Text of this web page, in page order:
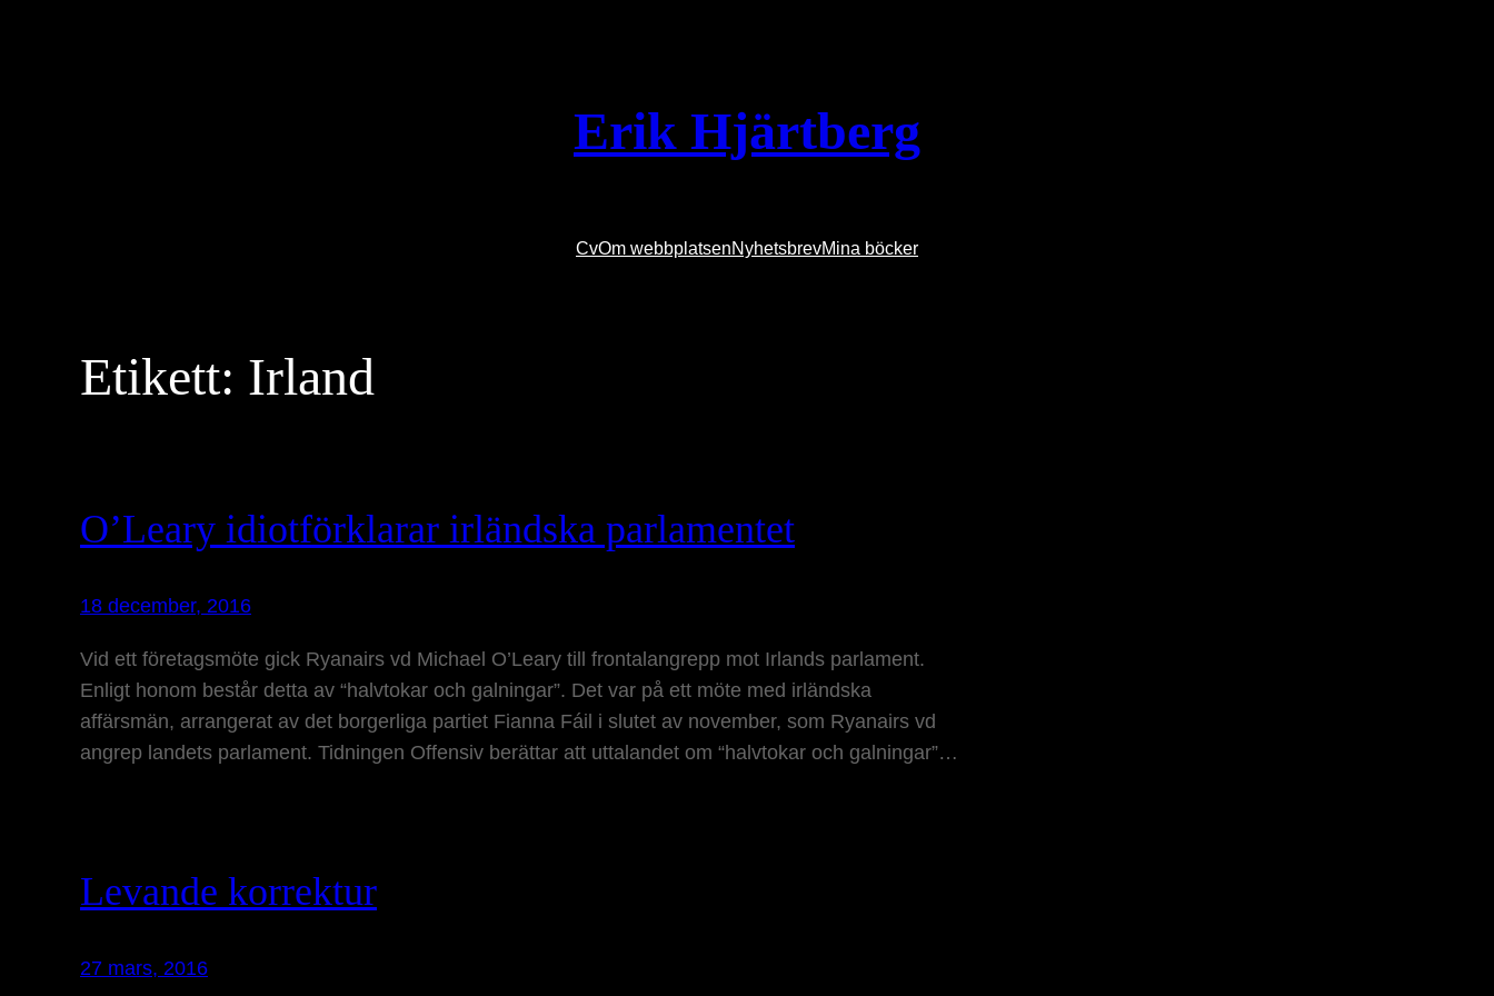
Erik Hjärtberg
CvOm webbplatsenNyhetsbrevMina böcker
Etikett: Irland
O’Leary idiotförklarar irländska parlamentet
18 december, 2016
Vid ett företagsmöte gick Ryanairs vd Michael O’Leary till frontalangrepp mot Irlands parlament.
Enligt honom består detta av “halvtokar och galningar”. Det var på ett möte med irländska
affärsmän, arrangerat av det borgerliga partiet Fianna Fáil i slutet av november, som Ryanairs vd
angrep landets parlament. Tidningen Offensiv berättar att uttalandet om “halvtokar och galningar”…
Levande korrektur
27 mars, 2016